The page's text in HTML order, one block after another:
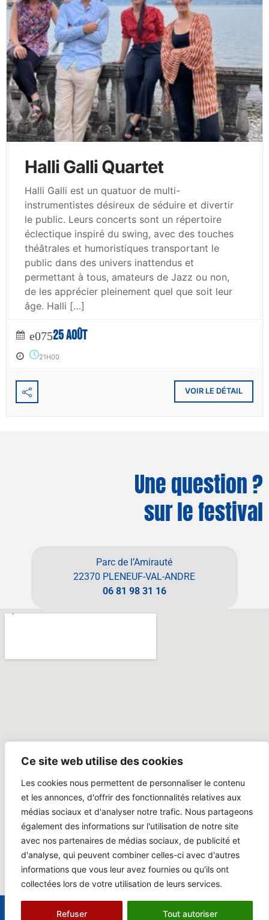
Ce site web utilise des cookies
Les cookies nous permettent de personnaliser le contenu
et les annonces, d'offrir des fonctionnalités relatives aux
médias sociaux et d'analyser notre trafic. Nous partageons
également des informations sur l'utilisation de notre site
avec nos partenaires de médias sociaux, de publicité et
d'analyse, qui peuvent combiner celles-ci avec d'autres
informations que vous leur avez fournies ou qu'ils ont
collectées lors de votre utilisation de leurs services.
Refuser Tout autoriser
Halli Galli Quartet
Halli Galli est un quatuor de multi-
instrumentistes désireux de séduire et divertir
le public. Leurs concerts sont un répertoire
éclectique inspiré du swing, avec des touches
théâtrales et humoristiques transportant le
public dans des univers inattendus et
permettant à tous, amateurs de Jazz ou non,
de les apprécier pleinement quel que soit leur
âge. Halli […]
25 AOÛT
21H00
VOIR LE DÉTAIL
Une question ?
sur le festival
Parc de l’Amirauté
22370 PLENEUF-VAL-ANDRE
06 81 98 31 16
Mentions légales